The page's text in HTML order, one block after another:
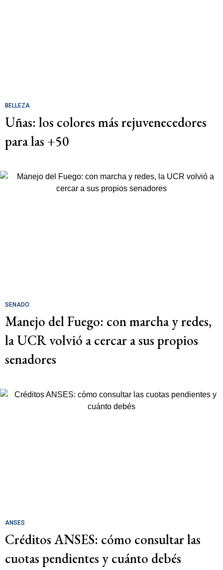
BELLEZA
Uñas: los colores más rejuvenecedores
para las +50
SENADO
Manejo del Fuego: con marcha y redes,
la UCR volvió a cercar a sus propios
senadores
ANSES
Créditos ANSES: cómo consultar las
cuotas pendientes y cuánto debés